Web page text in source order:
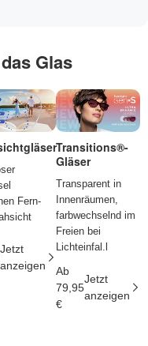
Glas
Fern-
Jetzt
anzeigen
Transitions®-
Gläser
Transparent in
Innenräumen,
farbwechselnd im
Freien bei
Lichteinfal.l
Ab
79,95
€
Jetzt
anzeigen